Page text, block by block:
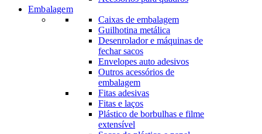
Embalagem
Caixas de embalagem
Guilhotina metálica
Desenrolador e máquinas de
fechar sacos
Envelopes auto adesivos
Outros acessórios de
embalagem
Fitas adesivas
Fitas e laços
Plástico de borbulhas e filme
extensível